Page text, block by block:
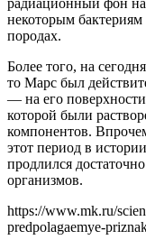
радиационный фон
некоторым
породах.
Более того, на
то Марс был
— на его
которой были
компонентов.
этот период в
продлился
организмов.
https://www.mk.ru/
predpolagaemye-